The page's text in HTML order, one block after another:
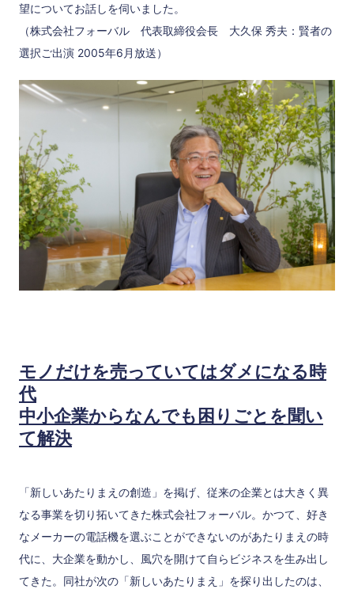
望についてお話しを伺いました。
（株式会社フォーバル 代表取締役会長 大久保 秀夫：賢者の
選択ご出演 2005年6月放送）
モノだけを売っていてはダメになる時
代
中小企業からなんでも困りごとを聞い
て解決
「新しいあたりまえの創造」を掲げ、従来の企業とは大きく異
なる事業を切り拓いてきた株式会社フォーバル。かつて、好き
なメーカーの電話機を選ぶことができないのがあたりまえの時
代に、大企業を動かし、風穴を開けて自らビジネスを生み出し
てきた。同社が次の「新しいあたりまえ」を探り出したのは、